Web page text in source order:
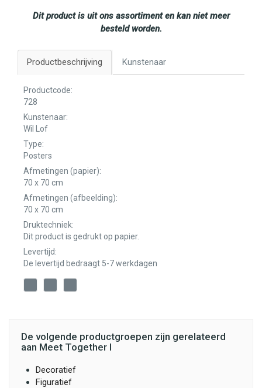
Dit product is uit ons assortiment en kan niet meer
besteld worden.
Productbeschrijving Kunstenaar
Productcode:
728
Kunstenaar:
Wil Lof
Type:
Posters
Afmetingen (papier):
70 x 70 cm
Afmetingen (afbeelding):
70 x 70 cm
Druktechniek:
Dit product is gedrukt op papier.
Levertijd:
De levertijd bedraagt 5-7 werkdagen
De volgende productgroepen zijn gerelateerd
aan Meet Together I
Decoratief
Figuratief